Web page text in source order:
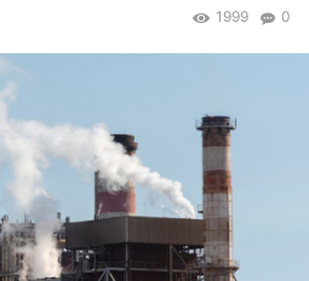
0
1999